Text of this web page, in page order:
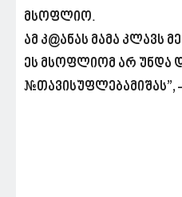
მსოფლიო.
ამ კ@ანას მამა კლავს
ეს მსოფლიომ არ უნდა
#თავისუფლებამიშას”,